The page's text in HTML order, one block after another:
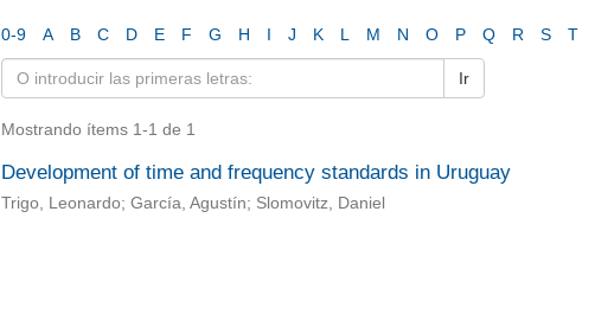
0-9 A B C D E F G H I J K L M N O P Q R S T
Ir
Mostrando ítems 1-1 de 1
Development of time and frequency standards in Uruguay
Trigo, Leonardo; García, Agustín; Slomovitz, Daniel